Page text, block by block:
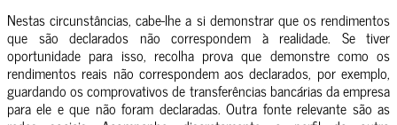
Nestas circunstâncias, cabe-lhe a si demonstrar que os rendimentos
que são declarados não correspondem à realidade. Se tiver
oportunidade para isso, recolha prova que demonstre como os
rendimentos reais não correspondem aos declarados, por exemplo,
guardando os comprovativos de transferências bancárias da empresa
para ele e que não foram declaradas. Outra fonte relevante são as